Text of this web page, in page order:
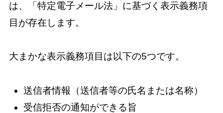
は、「特定電子メール法」に基づく表示義務項
目が存在します。
大まかな表示義務項目は以下の5つです。
送信者情報（送信者等の氏名または名称）
受信拒否の通知ができる旨